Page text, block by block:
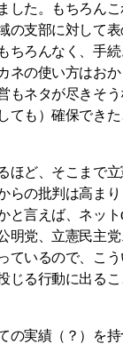
した。もちろん
の支部に対して
ちろんなく、手
ネの使い方はお
もネタが尽きそ
ても）確保でき
ど、そこまで
らの批判は高ま
と言えば、ネッ
明党、立憲民主
ているので、こ
じる行動に出る
実績（？）を